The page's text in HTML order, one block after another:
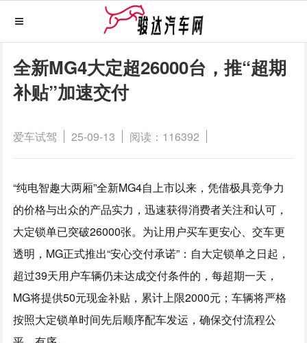
全新MG4大定超26000台，推“超期
补贴”加速交付
爱车试驾 25-09-13 阅读：116392
“纯电智趣大两厢”全新MG4自上市以来，凭借极具竞争力
的价格与出众的产品实力，迅速获得消费者关注和认可，
大定锁单已突破26000张。为让用户买车更安心、交车更
透明，MG正式推出“安心交付承诺”：自大定锁单之日起，
超过39天用户车辆仍未达成交付条件的，每超期一天，
MG将提供50元现金补贴，累计上限2000元；车辆将严格
按照大定锁单时间先后顺序配车发运，确保交付流程公